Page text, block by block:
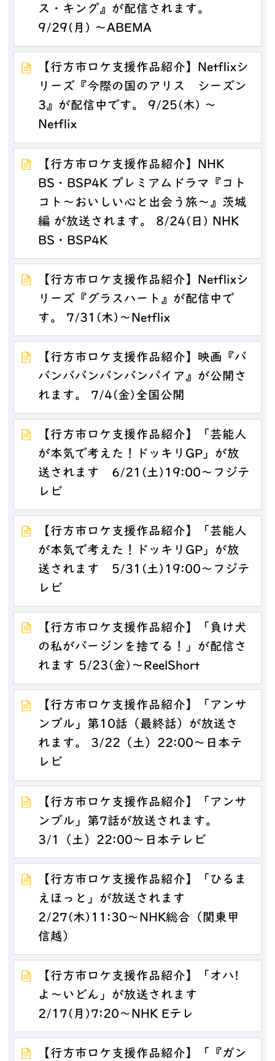
ス・キング』が配信されます。
9/29(月) ～ABEMA
【行方市ロケ支援作品紹介】Netflixシ
リーズ『今際の国のアリス シーズン
3』が配信中です。 9/25(木) ～
Netflix
【行方市ロケ支援作品紹介】NHK
BS・BSP4K プレミアムドラマ『コト
コト～おいしい心と出会う旅～』茨城
編 が放送されます。 8/24(日) NHK
BS・BSP4K
【行方市ロケ支援作品紹介】Netflixシ
リーズ『グラスハート』が配信中で
す。 7/31(木)～Netflix
【行方市ロケ支援作品紹介】映画『バ
バンババンバンバンパイア』が公開さ
れます。 7/4(金)全国公開
【行方市ロケ支援作品紹介】「芸能人
が本気で考えた！ドッキリGP」が放
送されます 6/21(土)19:00～フジテ
レビ
【行方市ロケ支援作品紹介】「芸能人
が本気で考えた！ドッキリGP」が放
送されます 5/31(土)19:00～フジテ
レビ
【行方市ロケ支援作品紹介】「負け犬
の私がバージンを捨てる！」が配信さ
れます 5/23(金)～ReelShort
【行方市ロケ支援作品紹介】「アンサ
ンブル」第10話（最終話）が放送さ
れます。 3/22（土）22:00～日本テ
レビ
【行方市ロケ支援作品紹介】「アンサ
ンブル」第7話が放送されます。
3/1（土）22:00～日本テレビ
【行方市ロケ支援作品紹介】「ひるま
えほっと」が放送されます
2/27(木)11:30～NHK総合（関東甲
信越）
【行方市ロケ支援作品紹介】「オハ!
よ～いどん」が放送されます
2/17(月)7:20～NHK Eテレ
【行方市ロケ支援作品紹介】「『ガン